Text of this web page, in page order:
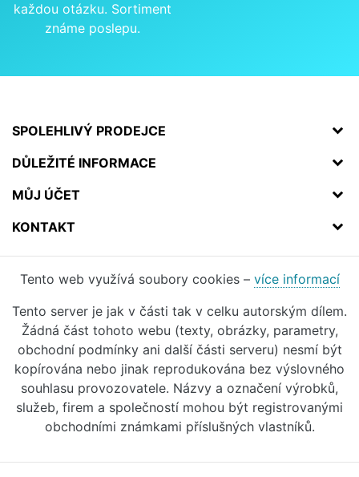
každou otázku. Sortiment
známe poslepu.
SPOLEHLIVÝ PRODEJCE
DŮLEŽITÉ INFORMACE
MŮJ ÚČET
KONTAKT
Tento web využívá soubory cookies – více informací
Tento server je jak v části tak v celku autorským dílem.
Žádná část tohoto webu (texty, obrázky, parametry,
obchodní podmínky ani další části serveru) nesmí být
kopírována nebo jinak reprodukována bez výslovného
souhlasu provozovatele. Názvy a označení výrobků,
služeb, firem a společností mohou být registrovanými
obchodními známkami příslušných vlastníků.